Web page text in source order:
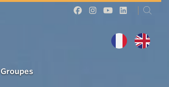
Groupes